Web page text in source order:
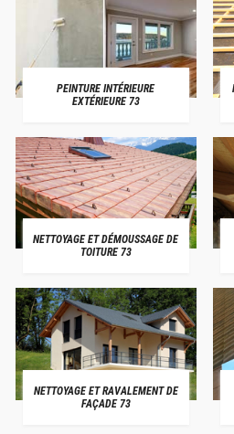
PEINTURE INTÉRIEURE
EXTÉRIEURE 73
NETTOYAGE ET DÉMOUSSAGE DE
TOITURE 73
NETTOYAGE ET RAVALEMENT DE
FAÇADE 73